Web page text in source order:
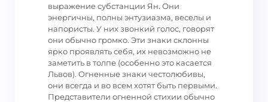
выражение субстанции Ян. Они
энергичны, полны энтузиазма, веселы и
напористы. У них звонкий голос, говорят
они обычно громко. Эти знаки склонны
ярко проявлять себя, их невозможно не
заметить в толпе (особенно это касается
Львов). Огненные знаки честолюбивы,
они всегда и во всем хотят быть первыми.
Представители огненной стихии обычно